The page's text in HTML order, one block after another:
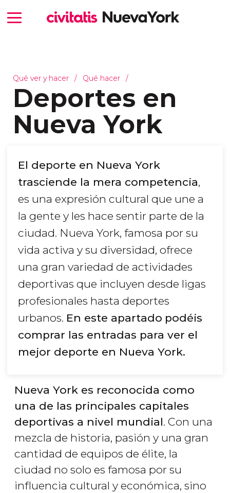
Qué ver y hacer Qué hacer
Deportes en
Nueva York
El deporte en Nueva York
trasciende la mera competencia,
es una expresión cultural que une a
la gente y les hace sentir parte de la
ciudad. Nueva York, famosa por su
vida activa y su diversidad, ofrece
una gran variedad de actividades
deportivas que incluyen desde ligas
profesionales hasta deportes
urbanos. En este apartado podéis
comprar las entradas para ver el
mejor deporte en Nueva York.
Nueva York es reconocida como
una de las principales capitales
deportivas a nivel mundial. Con una
mezcla de historia, pasión y una gran
cantidad de equipos de élite, la
ciudad no solo es famosa por su
influencia cultural y económica, sino